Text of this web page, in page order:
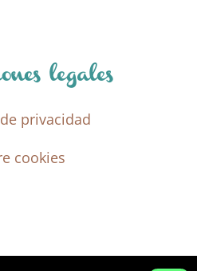
legales
privacidad
cookies